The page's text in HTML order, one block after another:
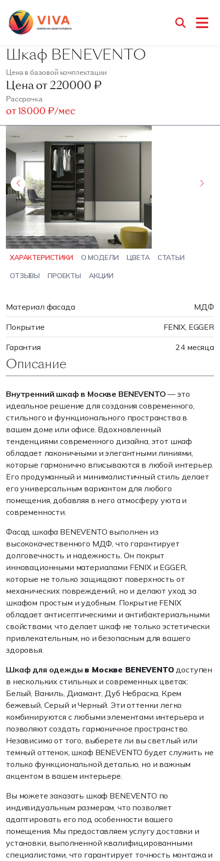
Шкаф BENEVENTO
Цена в базовой комплектации
Цена от220000 ₽
Рассрочка
от18000 ₽/мес
ХАРАКТЕРИСТИКИ О МОДЕЛИ ЦВЕТА СТАТЬИ
ОТЗЫВЫ ПРОЕКТЫ АКЦИИ
Материал фасада МДФ
Покрытие FENIX, EGGER
Гарантия 24 месяца
Описание
Внутренний шкаф в Москве BENEVENTO — это
идеальное решение для создания современного,
стильного и функционального пространства в
вашем доме или офисе. Вдохновленный
тенденциями современного дизайна, этот шкаф
обладает лаконичными и элегантными линиями,
которые гармонично вписываются в любой интерьер.
Его продуманный и минималистичный стиль делает
его универсальным вариантом для любого
помещения, добавляя в него атмосферу уюта и
современности.
Фасад шкафа BENEVENTO выполнен из
высококачественного МДФ, что гарантирует
долговечность и надежность. Он покрыт
инновационными материалами FENIX и EGGER,
которые не только защищают поверхность от
механических повреждений, но и делают уход за
шкафом простым и удобным. Покрытие FENIX
обладает антисептическими и антибактериальными
свойствами, что делает шкаф не только эстетически
привлекательным, но и безопасным для вашего
здоровья.
Шкаф для одежды в Москве BENEVENTO доступен
в нескольких стильных и современных цветах:
Белый, Ваниль, Диамант, Дуб Небраска, Крем
бежевый, Серый и Черный. Эти оттенки легко
комбинируются с любыми элементами интерьера и
позволяют создать гармоничное пространство.
Независимо от того, выберете ли вы светлый или
темный оттенок, шкаф BENEVENTO будет служить не
только функциональной деталью, но и важным
акцентом в вашем интерьере.
Вы можете заказать шкаф BENEVENTO по
индивидуальным размерам, что позволяет
адаптировать его под особенности вашего
помещения. Мы предоставляем услугу доставки и
установки, выполненной квалифицированными
специалистами, что гарантирует точность монтажа и